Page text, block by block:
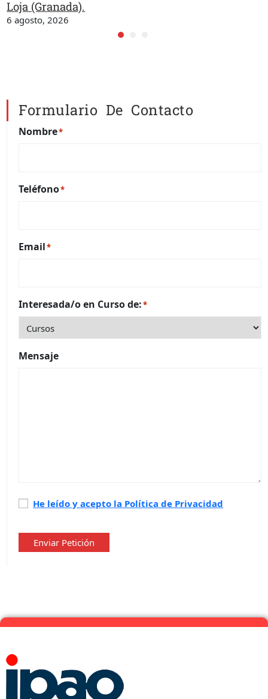
Loja (Granada).
6 agosto, 2026
Formulario De Contacto
Nombre*
Teléfono*
Email*
Interesada/o en Curso de:*
Mensaje
Política
privacidad*
He leído y acepto la Política de Privacidad
Enviar Petición